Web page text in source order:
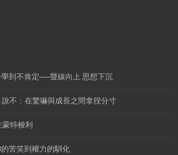
到不肯定──聲線向上 思想下沉
不：在驚嚇與成長之間拿捏分寸
特梭利
苦笑到權力的馴化